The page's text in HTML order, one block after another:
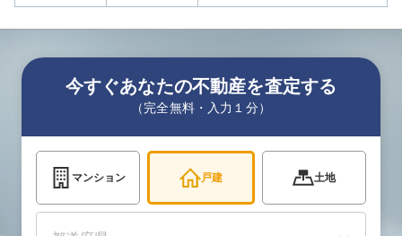
今すぐあなたの不動産を査定する
（完全無料・入力１分）
マンション 戸建 土地